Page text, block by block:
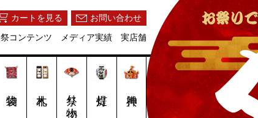
カートを見る お問い合わせ
祭コンテンツ メディア実績 実店舗
祭り小物